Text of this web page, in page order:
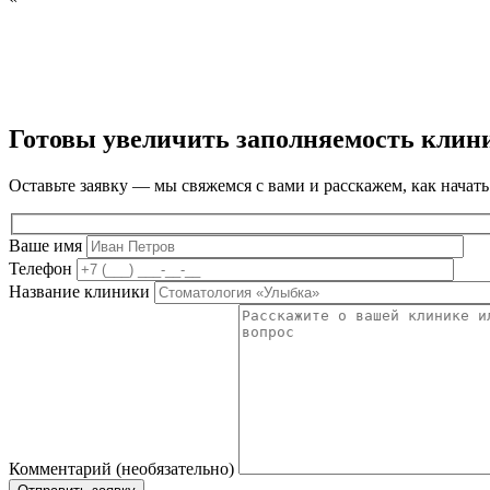
Готовы увеличить заполняемость
Оставьте заявку — мы свяжемся с вами и расскажем, как
Ваше имя
Телефон
Название клиники
Комментарий (необязательно)